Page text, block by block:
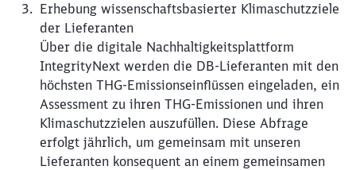
Erhebung wissenschaftsbasierter Klimaschutzziele
der Lieferanten
Über die digitale Nachhaltigkeitsplattform
IntegrityNext werden die DB-Lieferanten mit den
höchsten THG-Emissionseinflüssen eingeladen, ein
Assessment zu ihren THG-Emissionen und ihren
Klimaschutzzielen auszufüllen. Diese Abfrage
erfolgt jährlich, um gemeinsam mit unseren
Lieferanten konsequent an einem gemeinsamen